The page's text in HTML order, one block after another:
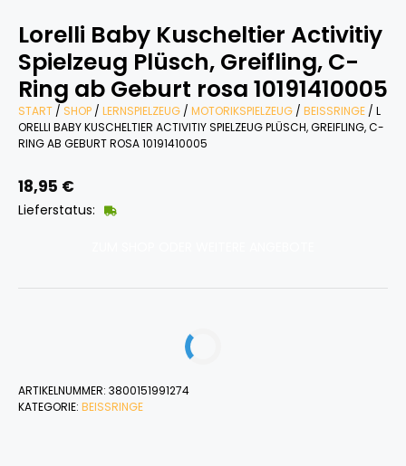
Lorelli Baby Kuscheltier Activitiy
Spielzeug Plüsch, Greifling, C-
Ring ab Geburt rosa 10191410005
START / SHOP / LERNSPIELZEUG / MOTORIKSPIELZEUG / BEISSRINGE / L
ORELLI BABY KUSCHELTIER ACTIVITIY SPIELZEUG PLÜSCH, GREIFLING, C-
RING AB GEBURT ROSA 10191410005
18,95 €
Lieferstatus:
ARTIKELNUMMER: 3800151991274
KATEGORIE: BEISSRINGE